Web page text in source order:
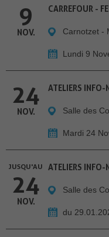
9
NOV.
CARREFOUR -
Carnotzet -
Lundi 9
24
NOV.
ATELIERS INFO-
Salle des
Mardi 24
JUSQU'AU
24
NOV.
ATELIERS INFO-
Salle des
du